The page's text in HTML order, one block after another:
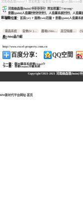
河南綠森環(huán)?？萍加邢薰?/strong>
景觀(guān)人造霧、人造霧系統、人造霧
霧設備當前位置： 首頁(yè)? 服務(wù)范圍 ? 景觀(guān)人造霧系
霧森系統 音樂(lè )噴泉 高空除塵霧樁
產(chǎn)品介紹
http://www.excel-property.com.cn
百度分享： QQ空間
上一篇： 鄭州霧森系統簡(jiǎn)介
下一篇： 景觀(guān)冷霧系統
Copyright?2021-2021 河南綠森環
霧森系統
廣場(chǎng)
音樂(lè )噴
高空除塵霧
樁小區噴霧設
備景觀(guān)人
造霧系統
降塵噴霧設
備人造霧設備
RM新时代平台网址-首页